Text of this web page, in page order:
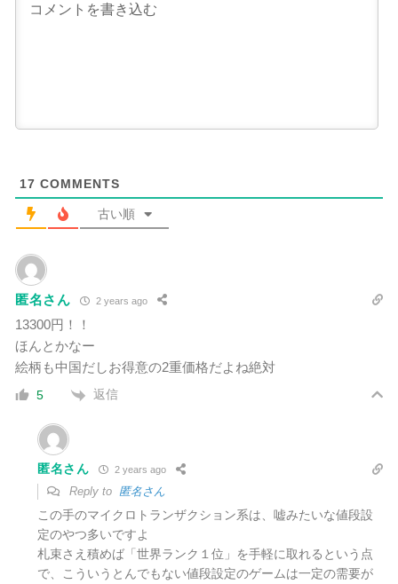
17 COMMENTS
古い順
匿名さん 2 years ago
13300円！！
ほんとかなー
絵柄も中国だしお得意の2重価格だよね絶対
5 返信
匿名さん 2 years ago
Reply to 匿名さん
この手のマイクロトランザクション系は、嘘みたいな値段設
定のやつ多いですよ
札束さえ積めば「世界ランク１位」を手軽に取れるという点
で、こういうとんでもない値段設定のゲームは一定の需要が